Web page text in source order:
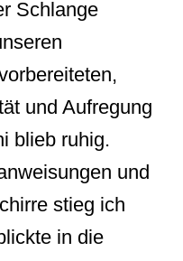
Schlange
und Aufregung
blieb ruhig.
und
stieg ich
in die